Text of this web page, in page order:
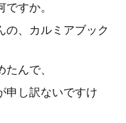
すか。
の、カルミアブック
んで、
申し訳ないですけ